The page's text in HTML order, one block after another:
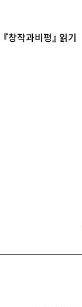
『창작과비평』 읽기